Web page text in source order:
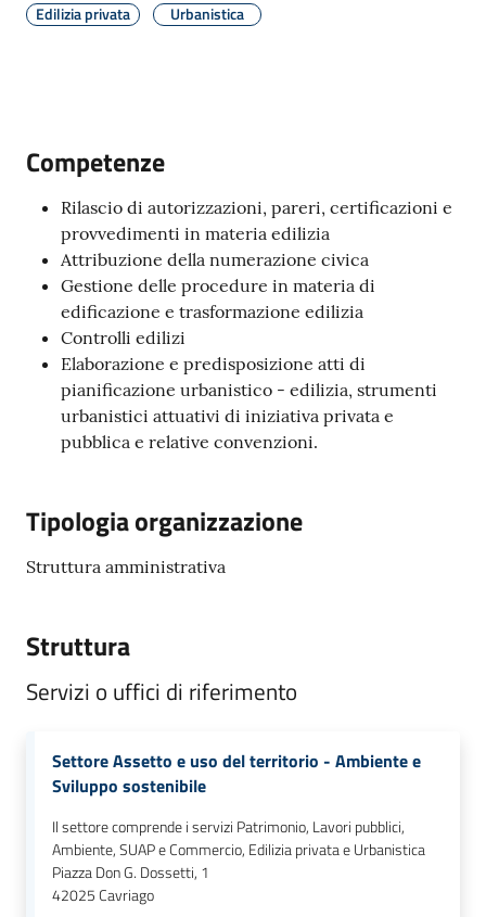
a
v
o
i
p
l
Tutti
gli
argomenti...
Seguici
Edilizia privata Urbanistica
Competenze
Rilascio di autorizzazioni, pareri, certificazioni e
provvedimenti in materia edilizia
Attribuzione della numerazione civica
Gestione delle procedure in materia di
edificazione e trasformazione edilizia
Controlli edilizi
Elaborazione e predisposizione atti di
pianificazione urbanistico - edilizia, strumenti
urbanistici attuativi di iniziativa privata e
pubblica e relative convenzioni.
Tipologia organizzazione
Struttura amministrativa
Struttura
Servizi o uffici di riferimento
Settore Assetto e uso del territorio - Ambiente e
Sviluppo sostenibile
Il settore comprende i servizi Patrimonio, Lavori pubblici,
Ambiente, SUAP e Commercio, Edilizia privata e Urbanistica
Piazza Don G. Dossetti, 1
42025Cavriago